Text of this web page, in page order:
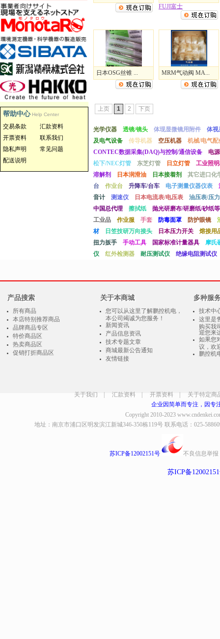
帮助中心 Help Center
交易条款
汇款资料
开票资料
联系我们
隐私声明
常见问题
配送说明
FUJI富士
日本OSG丝锥 ... MRM气动阀 MA...
上页 1 2 下页
光学仪器 透镜/镜头 体现显微镜用附件
体视
及电气设备
传导机器 空压机器
机械/电气配
CONTEC数据采集(DAQ)与控制/通信设备
电
松下/NEC灯管
东芝灯管 日立灯管
工业照
溶解剂
日本润滑油 日本接着剂
其它进口化
台
作业台 升降车/台车 电子测量仪器仪表
音计
测速仪 日本电流表/电压表
油压表/压
中国总代理
擦拭纸
抛光研磨布/研磨纸/砂纸等
工业品
作业服 手套 防毒面罩 防护眼镜
材
日笠技研万向接头 日本压力开关
熔接用
扭力扳手
手动工具 国家标准计量器具
摩氏
仪
红外检测器 耐压测试仪 绝缘电阻测试仪
产品搜索
所有商品
本店特别推荐商品
品牌商品专区
特价商品区
热卖商品区
促销打折商品区
关于本商城
您可以从这里了解鹏控机电，
本公司竭诚为您服务！
新闻资讯
产品信息资讯
技术专题文章
商城最新公告通知
友情链接
多种服
技术中
这里是
购买我
迎您来
如果您
议，欢
鹏控机
关于我们 汇款资料 开票资料
关于特定商
企业因简单而专注，因专
Copyright 2010-2023
地址：南京市浦口区明发滨江新城346-350栋119号 联系电话：025-
苏ICP备12002151号 不良信息举报
苏ICP备